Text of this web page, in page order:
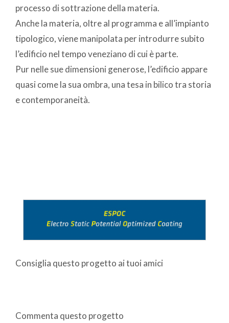
processo di sottrazione della materia.
Anche la materia, oltre al programma e all’impianto
tipologico, viene manipolata per introdurre subito
l’edificio nel tempo veneziano di cui è parte.
Pur nelle sue dimensioni generose, l’edificio appare
quasi come la sua ombra, una tesa in bilico tra storia
e contemporaneità.
Consiglia questo progetto ai tuoi amici
Commenta questo progetto